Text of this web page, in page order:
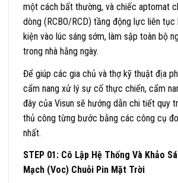
một cách bất thường, và chiếc aptomat
dòng (RCBO/RCD) tầng động lực liên
kiện vào lúc sáng sớm, làm sập toàn bộ
trong nhà hằng ngày.
Để giúp các gia chủ và thợ kỹ thuật địa
cẩm nang xử lý sự cố thực chiến, cẩm
đây của Visun sẽ hướng dẫn chi tiết quy
thủ công từng bước bằng các công cụ
nhất.
STEP 01: Cô Lập Hệ Thống Và Khảo
Mạch (Voc) Chuỗi Pin Mặt Trời